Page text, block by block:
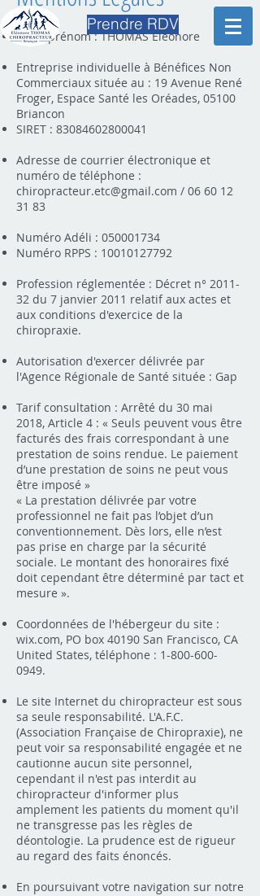
Prendre RDV
Nom, prénom : THOMAS Eléonore
Entreprise individuelle à Bénéfices Non
Commerciaux située au : 19 Avenue René
Froger, Espace Santé les Oréades, 05100
Briancon
SIRET : 83084602800041
Adresse de courrier électronique et
numéro de téléphone :
chiropracteur.etc@gmail.com / 06 60 12
31 83
Numéro Adéli : 050001734
Numéro RPPS : 10010127792
Profession réglementée : Décret n° 2011-
32 du 7 janvier 2011 relatif aux actes et
aux conditions d'exercice de la
chiropraxie.
Autorisation d'exercer délivrée par
l'Agence Régionale de Santé située : Gap
Tarif consultation : Arrêté du 30 mai
2018, Article 4 : « Seuls peuvent vous être
facturés des frais correspondant à une
prestation de soins rendue. Le paiement
d’une prestation de soins ne peut vous
être imposé »
« La prestation délivrée par votre
professionnel ne fait pas l’objet d’un
conventionnement. Dès lors, elle n’est
pas prise en charge par la sécurité
sociale. Le montant des honoraires fixé
doit cependant être déterminé par tact et
mesure ».
Coordonnées de l'hébergeur du site :
wix.com, PO box 40190 San Francisco, CA
United States, téléphone : 1-800-600-
0949.
Le site Internet du chiropracteur est sous
sa seule responsabilité. L'A.F.C.
(Association Française de Chiropraxie), ne
peut voir sa responsabilité engagée et ne
cautionne aucun site personnel,
cependant il n'est pas interdit au
chiropracteur d'informer plus
amplement les patients du moment qu'il
ne transgresse pas les règles de
déontologie. La prudence est de rigueur
au regard des faits énoncés.​
En poursuivant votre navigation sur notre